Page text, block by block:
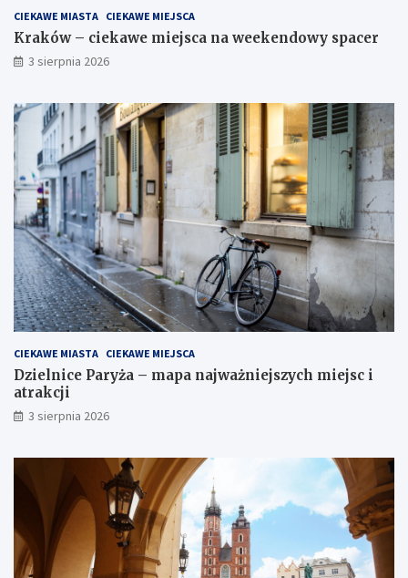
CIEKAWE MIASTA CIEKAWE MIEJSCA
Kraków – ciekawe miejsca na weekendowy spacer
3 sierpnia 2026
CIEKAWE MIASTA CIEKAWE MIEJSCA
Dzielnice Paryża – mapa najważniejszych miejsc i
atrakcji
3 sierpnia 2026